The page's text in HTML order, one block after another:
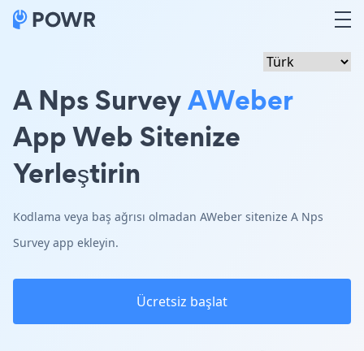
A Nps SurveyAWeber
App Web Sitenize
Yerleştirin
Kodlama veya baş ağrısı olmadan AWeber sitenize A Nps
Survey app ekleyin.
Ücretsiz başlat